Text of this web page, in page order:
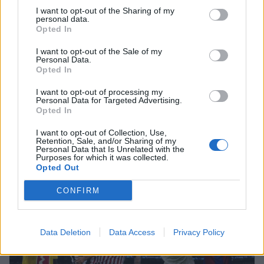
I want to opt-out of the Sharing of my
personal data.
Opted In
I want to opt-out of the Sale of my
Personal Data.
Opted In
I want to opt-out of processing my
Personal Data for Targeted Advertising.
Opted In
I want to opt-out of Collection, Use,
Retention, Sale, and/or Sharing of my
Personal Data that Is Unrelated with the
Purposes for which it was collected.
Opted Out
CONFIRM
Data Deletion Data Access Privacy Policy
Γιάννης Τσιμιτσέλης:Η συγκινητική
ανάρτηση για τα γενέθλια του
δεσμός
SHOWBIZ
Άννα Βίσση: Άκουσε Τσιτσάνη από
μπάντα δρόμου στο Φισκάρδο
Ιωάννα Μπούκη: «"Βασανίζω" τον
Αντώνη Σρόιτερ 15 καλοκαίρια»
Σέρρες: «Δεν ήταν μόνο η ταχύτητα» – Η ανάλυση
πραγματογνώμονα για το σφοδρό δυστύχημα